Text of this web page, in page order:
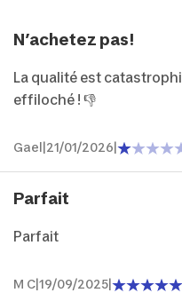
N’achetez pas!
La qualité est
effiloché ! 👎
Gael 21/01/2026
Parfait
Parfait
M C 19/09/2025